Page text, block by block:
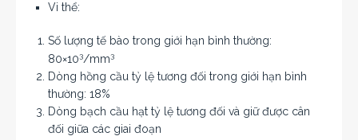
Vi thể:
Số lượng tế bào trong giới hạn bình thường:
80×103/mm3
Dòng hồng cầu tỷ lệ tương đối trong giới hạn bình
thường: 18%
Dòng bạch cầu hạt tỷ lệ tương đối và giữ được cân
đối giữa các giai đoạn